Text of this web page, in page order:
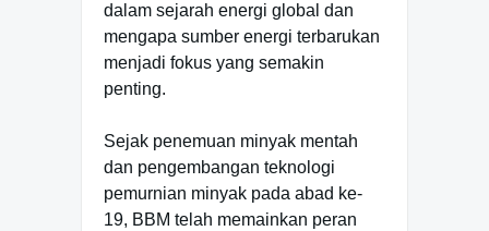
dalam sejarah energi global dan
mengapa sumber energi terbarukan
menjadi fokus yang semakin
penting.
Sejak penemuan minyak mentah
dan pengembangan teknologi
pemurnian minyak pada abad ke-
19, BBM telah memainkan peran